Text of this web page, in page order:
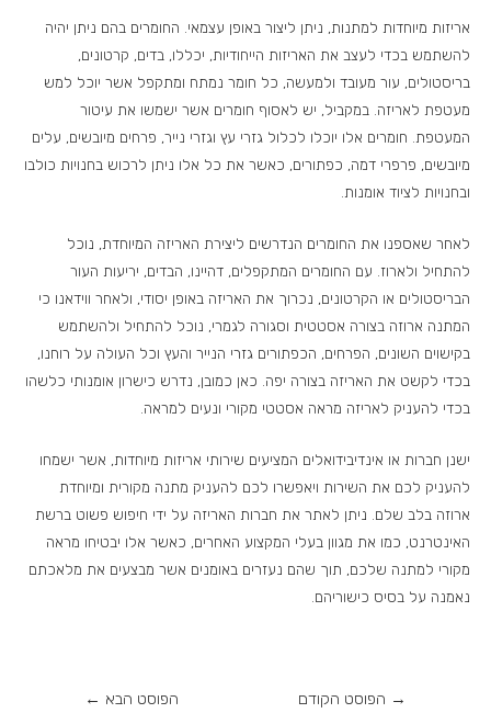
אריזות מיוחדות למתנות, ניתן ליצור באופן עצמאי. החומרים בהם ניתן יהיה
להשתמש בכדי לעצב את האריזות הייחודיות, יכללו, בדים, קרטונים,
בריסטולים, עור מעובד ולמעשה, כל חומר נמתח ומתקפל אשר יוכל למש
מעטפת לאריזה. במקביל, יש לאסוף חומרים אשר ישמשו את עיטור
המעטפת. חומרים אלו יוכלו לכלול גזרי עץ וגזרי נייר, פרחים מיובשים, עלים
מיובשים, פרפרי דמה, כפתורים, כאשר את כל אלו ניתן לרכוש בחנויות כולבו
ובחנויות לציוד אומנות.
לאחר שאספנו את החומרים הנדרשים ליצירת האריזה המיוחדת, נוכל
להתחיל ולארוז. עם החומרים המתקפלים, דהיינו, הבדים, יריעות העור
הבריסטולים או הקרטונים, נכרוך את האריזה באופן יסודי, ולאחר ווידאנו כי
המתנה ארוזה בצורה אסטטית וסגורה לגמרי, נוכל להתחיל ולהשתמש
בקישוים השונים, הפרחים, הכפתורים גזרי הנייר והעץ וכל העולה על רוחנו,
בכדי לקשט את האריזה בצורה יפה. כאן כמובן, נדרש כישרון אומנותי כלשהו
בכדי להעניק לאריזה מראה אסטטי מקורי ונעים למראה.
ישנן חברות או אינדיבידואלים המציעים שירותי אריזות מיוחדות, אשר ישמחו
להעניק לכם את השירות ויאפשרו לכם להעניק מתנה מקורית ומיוחדת
ארוזה בלב שלם. ניתן לאתר את חברות האריזה על ידי חיפוש פשוט ברשת
האינטרנט, כמו את מגוון בעלי המקצוע האחרים, כאשר אלו יבטיחו מראה
מקורי למתנה שלכם, תוך שהם נעזרים באומנים אשר מבצעים את מלאכתם
נאמנה על בסיס כישוריהם.
→ הפוסט הקודם הפוסט הבא ←